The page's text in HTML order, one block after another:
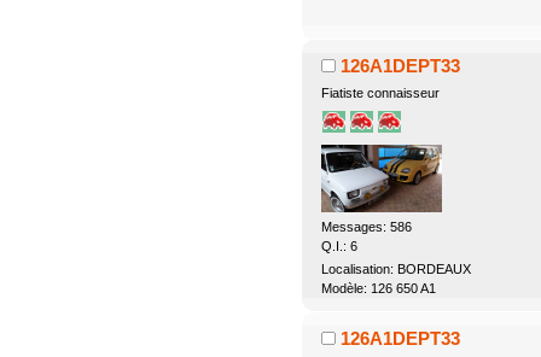
126A1DEPT33
Fiatiste connaisseur
Messages: 586
Q.I.: 6
Localisation: BORDEAUX
Modèle: 126 650 A1
126A1DEPT33